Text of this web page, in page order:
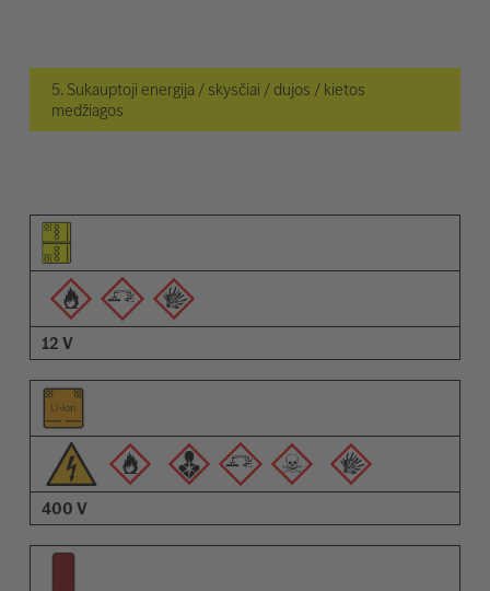
5. Sukauptoji energija / skysčiai / dujos / kietos
medžiagos
Elemento piktograma
Įspėjimų piktogramos
Aprašymas
12 V
400 V